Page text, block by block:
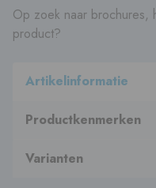
Op zoek naar brochures,
product?
Artikelinformatie
Productkenmerken
Varianten